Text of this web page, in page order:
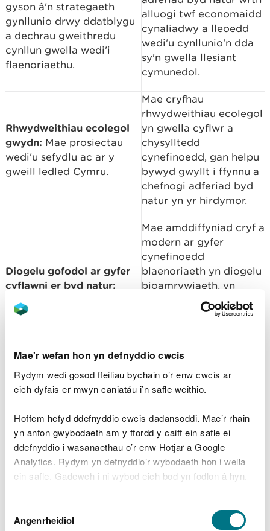
Mae'r wefan hon yn defnyddio cwcis
Rydym wedi gosod ffeiliau bychain o’r enw cwcis ar
eich dyfais er mwyn caniatáu i’n safle weithio.
Hoffem hefyd ddefnyddio cwcis dadansoddi. Mae’r rhain
yn anfon gwybodaeth am y ffordd y caiff ein safle ei
ddefnyddio i wasanaethau o’r enw Hotjar a Google
Analytics. Rydym yn defnyddio’r wybodaeth hon i wella
ein safle. Gadewch i ni wybod eich bod yn fodlon â hyn.
Byddwn yn defnyddio cwci i gadw eich dewis.
Gellirdarllen mwy am ein cwcis cyn i chi ddewis.
Caniatâd
Angenrheidiol
gyson â'n strategaeth
gynllunio drwy ddatblygu
a dechrau gweithredu
cynllun gwella wedi'i
flaenoriaethu.
alluogi twf economaidd
cynaliadwy a lleoedd
wedi'u cynllunio'n dda
sy'n gwella llesiant
cymunedol.
Rhwydweithiau ecolegol
gwydn: Mae prosiectau
wedi'u sefydlu ac ar y
gweill ledled Cymru.
Mae cryfhau
rhwydweithiau ecolegol
yn gwella cyflwr a
chysylltedd
cynefinoedd, gan helpu
bywyd gwyllt i ffynnu a
chefnogi adferiad byd
natur yn yr hirdymor.
Diogelu gofodol ar gyfer
cyflawni er byd natur:
rhaglen wedi'i sefydlu a
gweithrediad wedi
dechrau.
Mae amddiffyniad cryf a
modern ar gyfer
cynefinoedd
blaenoriaeth yn diogelu
bioamrywiaeth, yn
cefnogi ecosystemau
gwydn, ac yn cefnogi
buddion cymdeithasol,
economaidd hirdymor i
Gymru.
Cyngor ar Barc
Cenedlaethol Glyndŵr:
Rhoi cyngor arbenigol i
Lywodraeth Cymru,
cymryd rhan mewn
ymchwiliad cyhoeddus
perthnasol eraill mewn
Mae cyngor cadarn yn
sicrhau bod unrhyw
ddynodiad yn darparu
buddion amgylcheddol
parhaol wrth gefnogi